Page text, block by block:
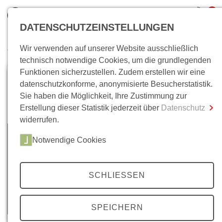
inkl. MwSt.
0,00 €
Zum Warenkorb Zur Kasse
Wo bin ich?
DATENSCHUTZEINSTELLUNGEN
Wir verwenden auf unserer Website ausschließlich
technisch notwendige Cookies, um die grundlegenden
Funktionen sicherzustellen. Zudem erstellen wir eine
datenschutzkonforme, anonymisierte Besucherstatistik.
Sie haben die Möglichkeit, Ihre Zustimmung zur
Erstellung dieser Statistik jederzeit über Datenschutz
widerrufen.
Notwendige Cookies
SCHLIESSEN
SPEICHERN